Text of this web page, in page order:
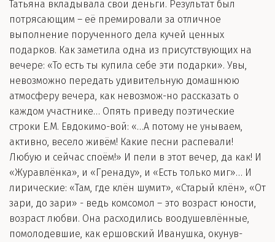
Татьяна вкладывала свои деньги. Результат был
потрясающим – её премировали за отличное
выполнение порученного дела кучей ценных
подарков. Как заметила одна из присутствующих на
вечере: «То есть ты купила себе эти подарки». Увы,
невозможно передать удивительную домашнюю
атмосферу вечера, как невозмож-но рассказать о
каждом участнике… Опять приведу поэтические
строки Е.М. Евдокимо-вой: «…А потому не унываем,
активно, весело живём! Какие песни распевали!
Любую и сейчас споём!» И пели в этот вечер, да как! И
«Журавлёнка», и «Гренаду», и «Есть только миг»… И
лирические: «Там, где клён шумит», «Старый клён», «От
зари, до зари» - ведь комсомол – это возраст юности,
возраст любви. Она расходились воодушевлённые,
помолодевшие, как ершовский Иванушка, окунув-